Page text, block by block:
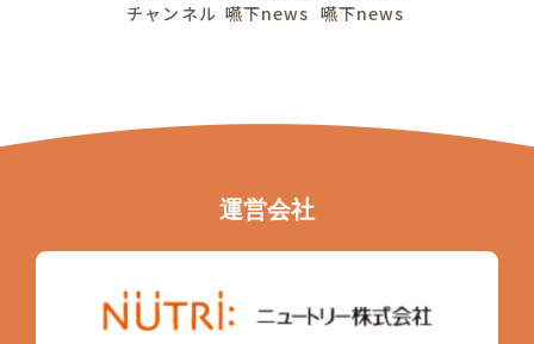
チャンネル 嚥下news 嚥下news
運営会社